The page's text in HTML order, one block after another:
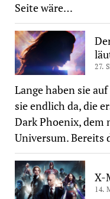
Seite wäre…
27.
Lange haben sie
sie endlich da, die
Dark Phoenix, dem
Universum. Bereits
X-
14.